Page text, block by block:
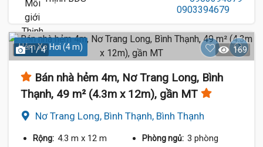
Hẻm Xe Hơi (4 m)
1 / 4 169
Bán nhà hẻm 4m, Nơ Trang Long, Bình
Thạnh, 49 m² (4.3m x 12m), gần MT
Nơ Trang Long, Bình Thạnh, Bình Thạnh
Rộng: 4.3 m x 12 m Phòng ngủ: 3 phòng